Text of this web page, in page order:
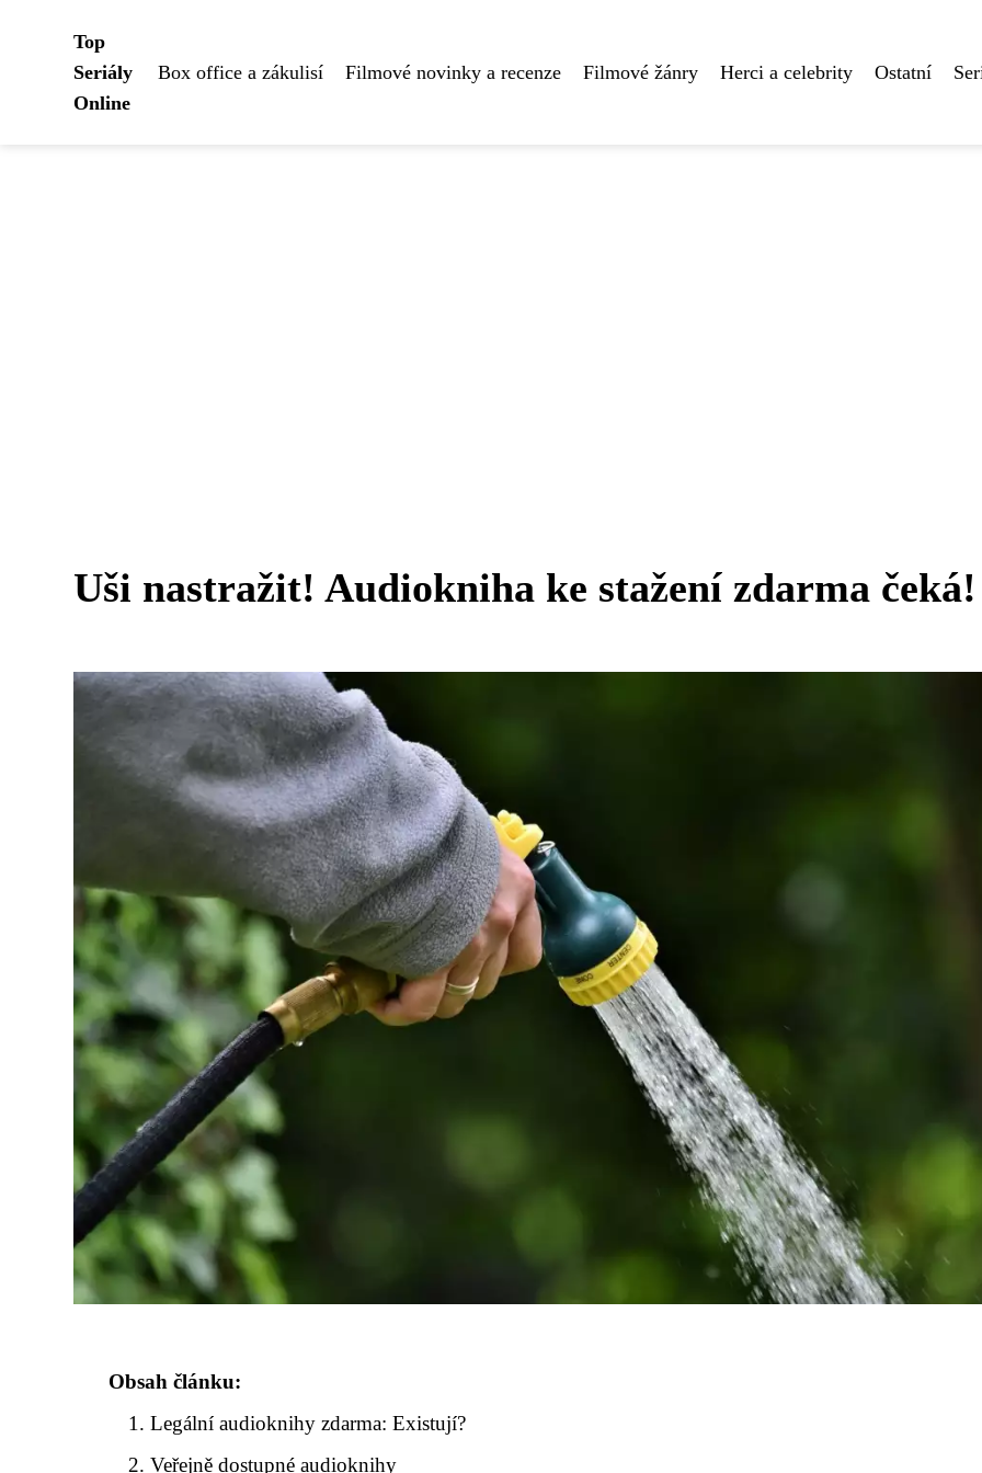
Top
Seriály
Online
Box office a zákulisí Filmové novinky a recenze Filmové žánry Herci a celebrity Ostatní
Uši nastražit! Audiokniha ke stažení zdarma čeká!
Obsah článku:
Legální audioknihy zdarma: Existují?
Veřejně dostupné audioknihy